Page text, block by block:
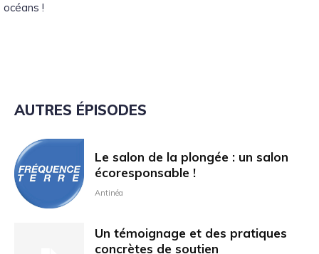
océans !
AUTRES ÉPISODES
Le salon de la plongée : un salon
écoresponsable !
Antinéa
Un témoignage et des pratiques
concrètes de soutien